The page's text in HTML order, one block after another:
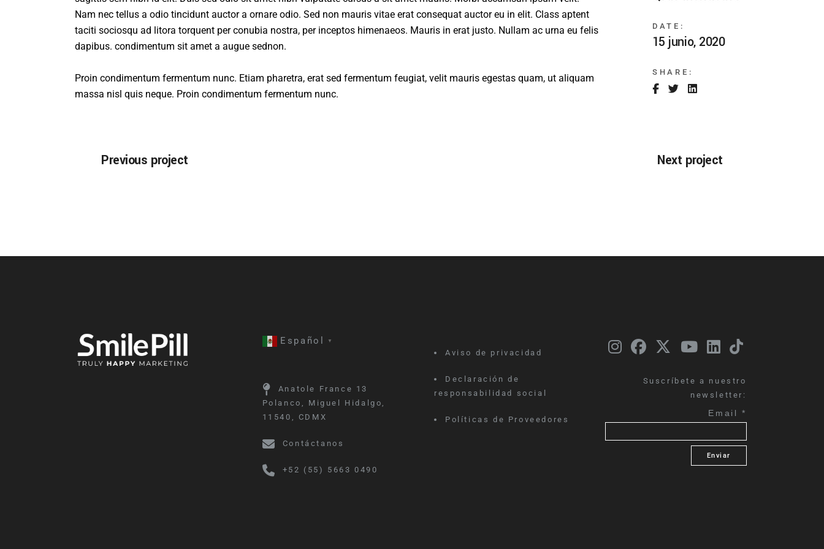
Nam nec tellus a odio tincidunt auctor a ornare odio. Sed non mauris vitae erat consequat auctor eu in elit. Class aptent
taciti sociosqu ad litora torquent per conubia nostra, per inceptos himenaeos. Mauris in erat justo. Nullam ac urna eu felis
dapibus. condimentum sit amet a augue sednon.
Proin condimentum fermentum nunc. Etiam pharetra, erat sed fermentum feugiat, velit mauris egestas quam, ut aliquam
massa nisl quis neque. Proin condimentum fermentum nunc.
DATE:
15 junio, 2020
SHARE:
Previous project Next project
Español ▼
Anatole France 13
Polanco, Miguel Hidalgo,
11540, CDMX
Contáctanos
+52 (55) 5663 0490
Aviso de privacidad
Declaración de
responsabilidad social
Políticas de Proveedores
Suscríbete a nuestro
newsletter:
Email*